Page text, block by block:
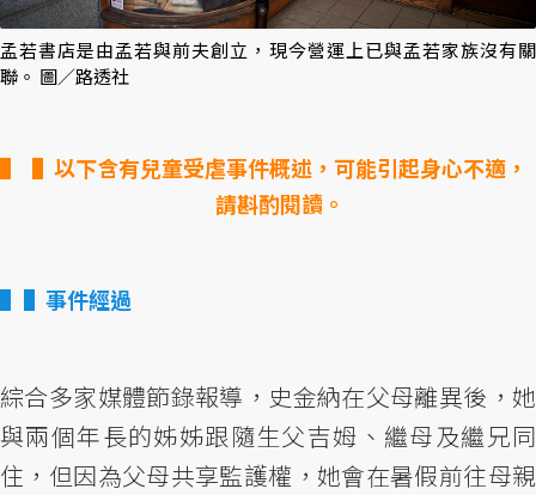
孟若書店是由孟若與前夫創立，現今營運上已與孟若家族沒有關
聯。 圖／路透社
▌以下含有兒童受虐事件概述，可能引起身心不適，
請斟酌閱讀。
▌事件經過
綜合多家媒體節錄報導，史金納在父母離異後，她
與兩個年長的姊姊跟隨生父吉姆、繼母及繼兄同
住，但因為父母共享監護權，她會在暑假前往母親